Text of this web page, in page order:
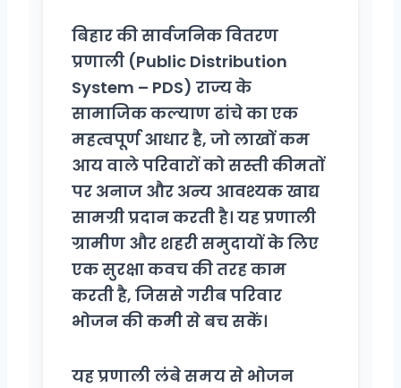
बिहार की सार्वजनिक वितरण
प्रणाली (Public Distribution
System – PDS) राज्य के
सामाजिक कल्याण ढांचे का एक
महत्वपूर्ण आधार है, जो लाखों कम
आय वाले परिवारों को सस्ती कीमतों
पर अनाज और अन्य आवश्यक खाद्य
सामग्री प्रदान करती है। यह प्रणाली
ग्रामीण और शहरी समुदायों के लिए
एक सुरक्षा कवच की तरह काम
करती है, जिससे गरीब परिवार
भोजन की कमी से बच सकें।
यह प्रणाली लंबे समय से भोजन